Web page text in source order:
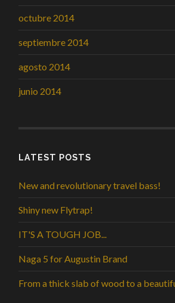
octubre 2014
septiembre 2014
agosto 2014
junio 2014
LATEST POSTS
New and revolutionary travel bass!
Shiny new Flytrap!
IT'S A TOUGH JOB...
Naga 5 for Augustin Brand
From a thick slab of wood to a